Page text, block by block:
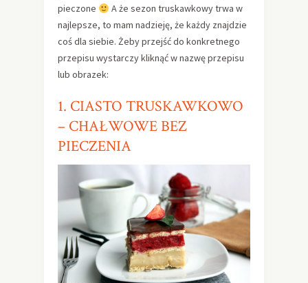
pieczone
A że sezon truskawkowy trwa w
najlepsze, to mam nadzieję, że każdy znajdzie
coś dla siebie. Żeby przejść do konkretnego
przepisu wystarczy kliknąć w nazwę przepisu
lub obrazek:
1. CIASTO TRUSKAWKOWO
– CHAŁWOWE BEZ
PIECZENIA